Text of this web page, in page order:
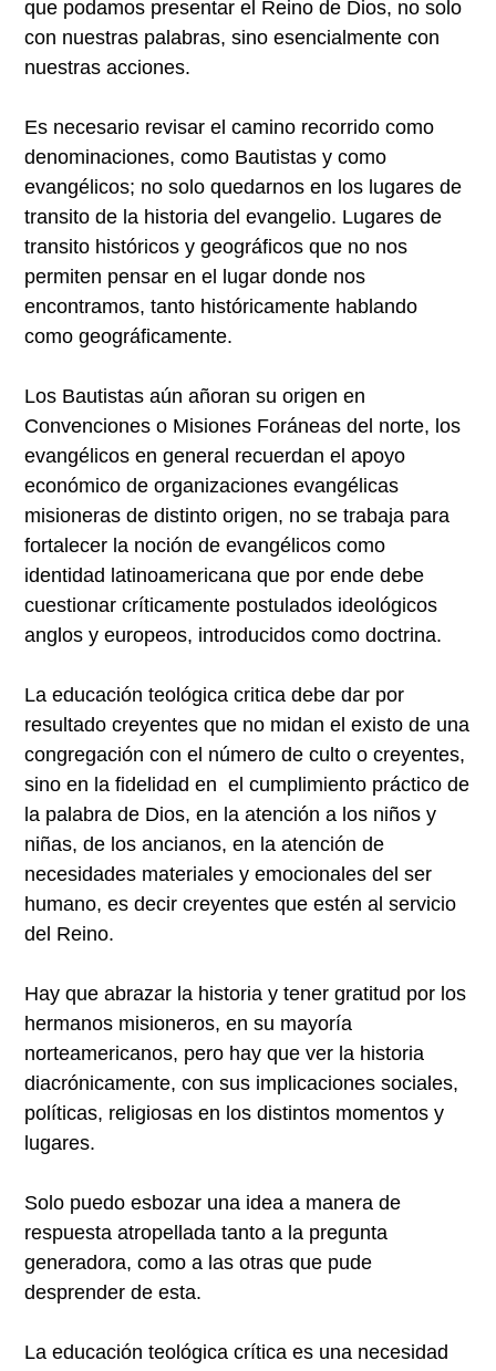
que podamos presentar el Reino de Dios, no solo
con nuestras palabras, sino esencialmente con
nuestras acciones.
Es necesario revisar el camino recorrido como
denominaciones, como Bautistas y como
evangélicos; no solo quedarnos en los lugares de
transito de la historia del evangelio. Lugares de
transito históricos y geográficos que no nos
permiten pensar en el lugar donde nos
encontramos, tanto históricamente hablando
como geográficamente.
Los Bautistas aún añoran su origen en
Convenciones o Misiones Foráneas del norte, los
evangélicos en general recuerdan el apoyo
económico de organizaciones evangélicas
misioneras de distinto origen, no se trabaja para
fortalecer la noción de evangélicos como
identidad latinoamericana que por ende debe
cuestionar críticamente postulados ideológicos
anglos y europeos, introducidos como doctrina.
La educación teológica critica debe dar por
resultado creyentes que no midan el existo de una
congregación con el número de culto o creyentes,
sino en la fidelidad en el cumplimiento práctico de
la palabra de Dios, en la atención a los niños y
niñas, de los ancianos, en la atención de
necesidades materiales y emocionales del ser
humano, es decir creyentes que estén al servicio
del Reino.
Hay que abrazar la historia y tener gratitud por los
hermanos misioneros, en su mayoría
norteamericanos, pero hay que ver la historia
diacrónicamente, con sus implicaciones sociales,
políticas, religiosas en los distintos momentos y
lugares.
Solo puedo esbozar una idea a manera de
respuesta atropellada tanto a la pregunta
generadora, como a las otras que pude
desprender de esta.
La educación teológica crítica es una necesidad